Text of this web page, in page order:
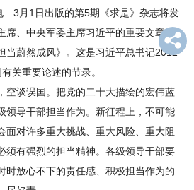
人
才
伍
学
研
3月1日出版的第5期《求是》杂志将发
席、中央军委主席习近平的重要文章
当蔚然成风》。这是习近平总书记2012
关重要论述的节录。
空谈误国。把党的二十大描绘的宏伟蓝
领导干部担当作为。新征程上，不可能
面对许多重大挑战、重大风险、重大阻
须有强烈的担当精神。各级领导干部要
时放心不下的责任感、积极担当作为的